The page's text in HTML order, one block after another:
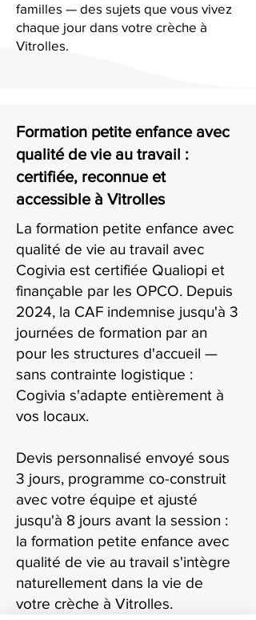
familles — des sujets que vous vivez
chaque jour dans votre crèche à
Vitrolles.
Formation petite enfance avec
qualité de vie au travail :
certifiée, reconnue et
accessible à Vitrolles
La formation petite enfance avec
qualité de vie au travail avec
Cogivia est certifiée Qualiopi et
finançable par les OPCO. Depuis
2024, la CAF indemnise jusqu'à 3
journées de formation par an
pour les structures d'accueil —
sans contrainte logistique :
Cogivia s'adapte entièrement à
vos locaux.
Devis personnalisé envoyé sous
3 jours, programme co-construit
avec votre équipe et ajusté
jusqu'à 8 jours avant la session :
la formation petite enfance avec
qualité de vie au travail s'intègre
naturellement dans la vie de
votre crèche à Vitrolles.